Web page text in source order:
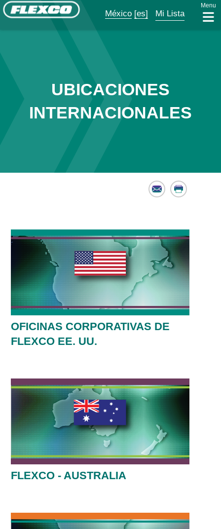
México [es] Mi Lista
Menu
UBICACIONES
INTERNACIONALES
Email Print
OFICINAS CORPORATIVAS DE
FLEXCO EE. UU.
FLEXCO - AUSTRALIA